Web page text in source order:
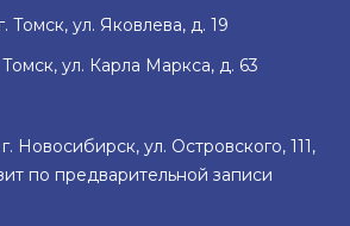
Томск, ул. Яковлева, д. 19
ул. Карла Маркса, д. 63
Новосибирск, ул. Островского, 111,
по предварительной записи